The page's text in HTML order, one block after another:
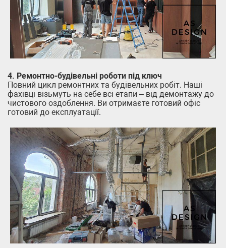
4. Ремонтно-будівельні роботи під ключ
Повний цикл ремонтних та будівельних робіт. Наші
фахівці візьмуть на себе всі етапи – від демонтажу до
чистового оздоблення. Ви отримаєте готовий офіс
готовий до експлуатації.